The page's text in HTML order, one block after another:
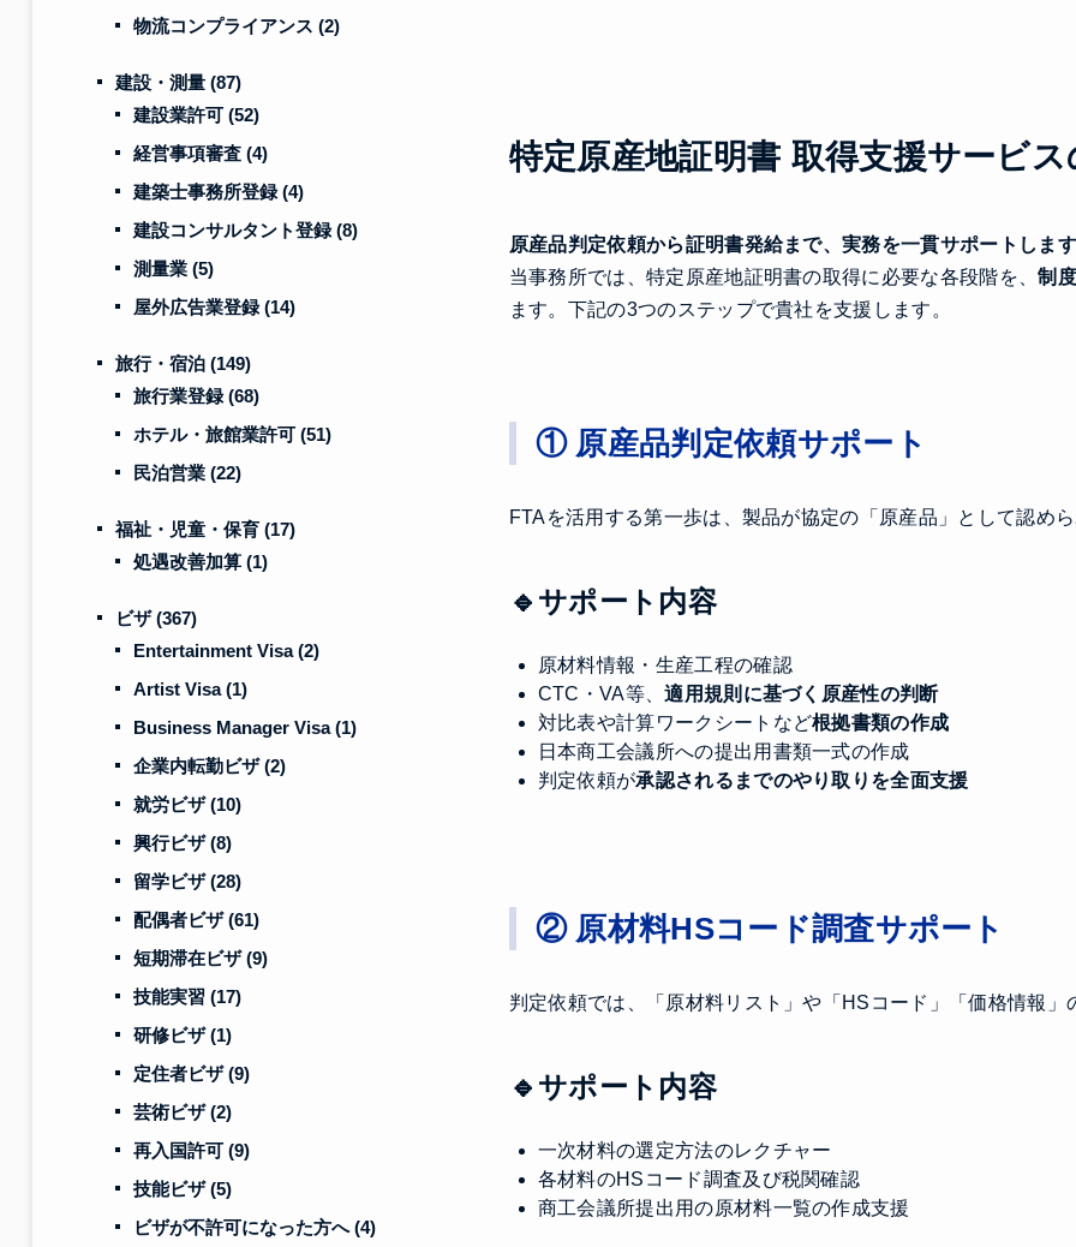
特定原産地証明書 取得支援サービ
原産品判定依頼から証明書発給まで、実務を一貫サポートします
当事務所では、特定原産地証明書の取得に必要な各段階を、制
ます。下記の3つのステップで貴社を支援します。
① 原産品判定依頼サポート
FTAを活用する第一歩は、製品が協定の「原産品」として認め
🔹サポート内容
原材料情報・生産工程の確認
CTC・VA等、適用規則に基づく原産性の判断
対比表や計算ワークシートなど根拠書類の作成
日本商工会議所への提出用書類一式の作成
判定依頼が承認されるまでのやり取りを全面支援
② 原材料HSコード調査サポート
判定依頼では、「原材料リスト」や「HSコード」「価格情報」
🔹サポート内容
一次材料の選定方法のレクチャー
各材料のHSコード調査及び税関確認
商工会議所提出用の原材料一覧の作成支援
物流コンプライアンス (2)
建設・測量 (87)
建設業許可 (52)
経営事項審査 (4)
建築士事務所登録(4)
建設コンサルタント登録(8)
測量業 (5)
屋外広告業登録(14)
旅行・宿泊 (149)
旅行業登録(68)
ホテル・旅館業許可 (51)
民泊営業 (22)
福祉・児童・保育 (17)
処遇改善加算 (1)
ビザ(367)
Entertainment Visa(2)
Artist Visa(1)
Business Manager Visa(1)
企業内転勤ビザ(2)
就労ビザ(10)
興行ビザ(8)
留学ビザ(28)
配偶者ビザ(61)
短期滞在ビザ(9)
技能実習 (17)
研修ビザ(1)
定住者ビザ(9)
芸術ビザ(2)
再入国許可 (9)
技能ビザ(5)
ビザが不許可になった方へ(4)